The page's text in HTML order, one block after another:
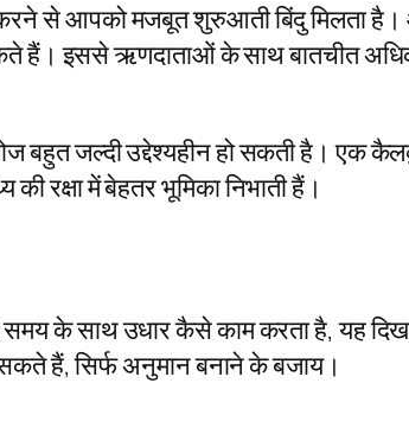
से आपको मजबूत शुरुआती बिंदु मिलता है।
इससे ऋणदाताओं के साथ बातचीत
बहुत जल्दी उद्देश्यहीन हो सकती है। एक
रक्षा में बेहतर भूमिका निभाती हैं।
के साथ उधार कैसे काम करता है, यह
हैं, सिर्फ अनुमान बनाने के बजाय।